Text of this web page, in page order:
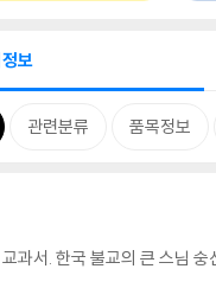
보
관련분류 품목정보
과서. 한국 불교의 큰 스님 숭